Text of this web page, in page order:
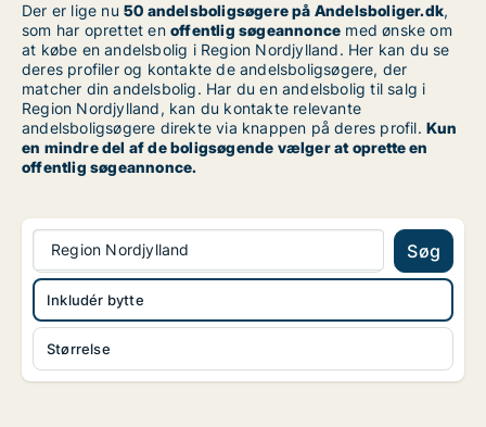
Der er lige nu 50 andelsboligsøgere på Andelsboliger.dk,
som har oprettet en offentlig søgeannonce med ønske om
at købe en andelsbolig i Region Nordjylland. Her kan du se
deres profiler og kontakte de andelsboligsøgere, der
matcher din andelsbolig. Har du en andelsbolig til salg i
Region Nordjylland, kan du kontakte relevante
andelsboligsøgere direkte via knappen på deres profil.Kun
en mindre del af de boligsøgende vælger at oprette en
offentlig søgeannonce.
Region Nordjylland Søg
Størrelse
Inkludér bytte